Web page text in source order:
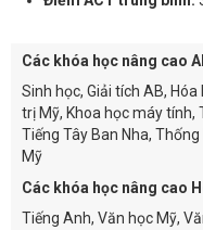
Các khóa học nâng cao
Sinh học, Giải tích AB,
trị Mỹ, Khoa học máy tính,
Tiếng Tây Ban Nha,
Mỹ
Các khóa học nâng cao
Tiếng Anh, Văn học Mỹ,